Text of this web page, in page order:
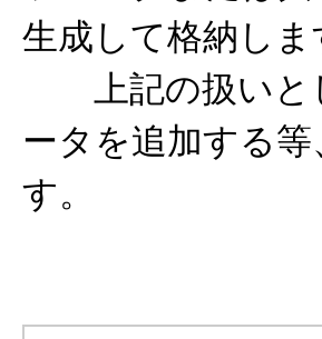
生成して格納しま
上記の扱いと
ータを追加する
す。